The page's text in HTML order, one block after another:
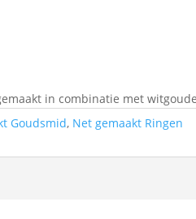
in combinatie met
Goudsmid, Net gemaakt Ringen